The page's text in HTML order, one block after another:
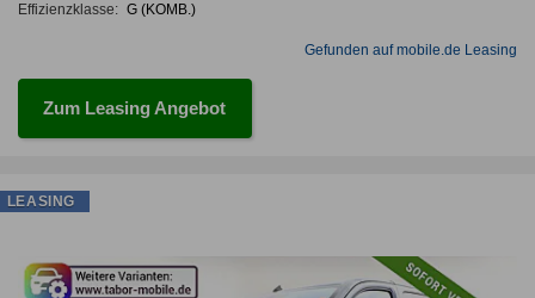
Effizienzklasse: G (KOMB.)
Gefunden auf mobile.de Leasing
Zum Leasing Angebot
LEASING